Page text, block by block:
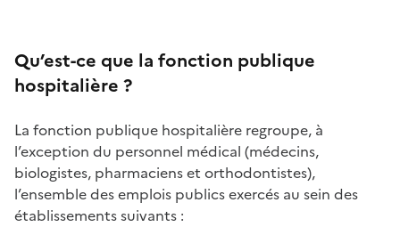
Qu’est-ce que la fonction publique
hospitalière ?
La fonction publique hospitalière regroupe, à
l’exception du personnel médical (médecins,
biologistes, pharmaciens et orthodontistes),
l’ensemble des emplois publics exercés au sein des
établissements suivants :